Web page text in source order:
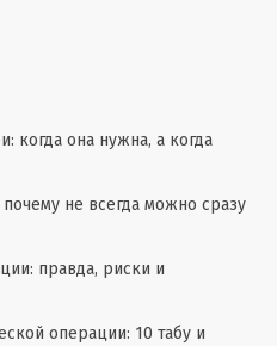
когда она нужна, а когда
не всегда можно сразу
правда, риски и
операции: 10 табу и